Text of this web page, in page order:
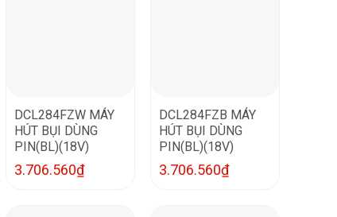
DCL284FZW MÁY
HÚT BỤI DÙNG
PIN(BL)(18V)
3.706.560₫
DCL284FZB MÁY
HÚT BỤI DÙNG
PIN(BL)(18V)
3.706.560₫